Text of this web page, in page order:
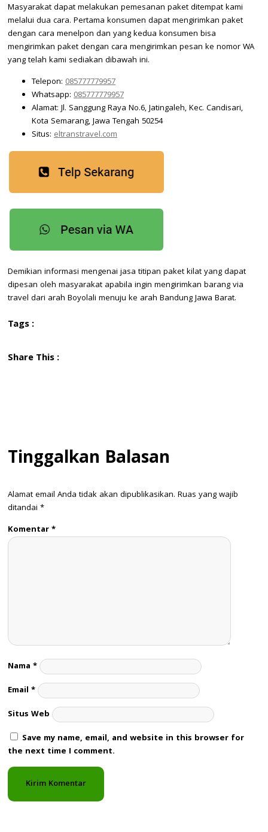
Masyarakat dapat melakukan pemesanan paket ditempat kami
melalui dua cara. Pertama konsumen dapat mengirimkan paket
dengan cara menelpon dan yang kedua konsumen bisa
mengirimkan paket dengan cara mengirimkan pesan ke nomor WA
yang telah kami sediakan dibawah ini.
Telepon: 085777779957
Whatsapp: 085777779957
Alamat: Jl. Sanggung Raya No.6, Jatingaleh, Kec. Candisari,
Kota Semarang, Jawa Tengah 50254
Situs: eltranstravel.com
Demikian informasi mengenai jasa titipan paket kilat yang dapat
dipesan oleh masyarakat apabila ingin mengirimkan barang via
travel dari arah Boyolali menuju ke arah Bandung Jawa Barat.
Tags :
Share This :
Tinggalkan Balasan
Alamat email Anda tidak akan dipublikasikan. Ruas yang wajib
ditandai *
Komentar*
Nama *
Email *
Situs Web
Save my name, email, and website in this browser for
the next time I comment.